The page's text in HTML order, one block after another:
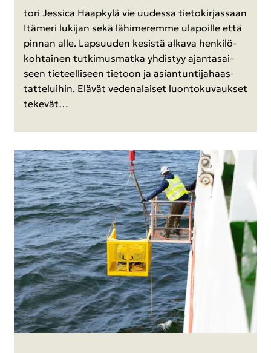
to­ri Jes­sica Haap­ky­lä vie uu­des­sa tie­to­kir­jas­saan
Itä­me­ri lu­ki­jan sekä lä­hi­me­rem­me ula­poil­le että
pin­nan alle. Lap­suu­den ke­sis­tä al­ka­va hen­ki­lö­
koh­tai­nen tut­ki­mus­mat­ka yh­dis­tyy ajan­ta­sai­
seen tie­teel­li­seen tie­toon ja asian­tun­ti­ja­haas­
tat­te­lui­hin. Elä­vät ve­de­na­lai­set luon­to­ku­vauk­set
te­ke­vät…